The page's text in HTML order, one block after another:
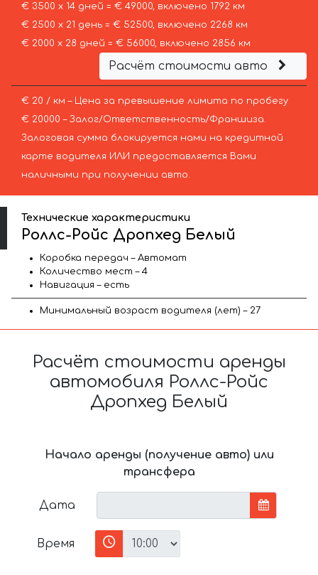
€ 3500 х 14 дней = € 49000, включено 1792 км
€ 2500 х 21 день = € 52500, включено 2268 км
€ 2000 х 28 дней = € 56000, включено 2856 км
Расчёт стоимости авто
€ 20 / км – Цена за превышение лимита по пробегу
€ 20000 – Залог/Ответственность/Франшиза.
Залоговая сумма блокируется нами на кредитной
карте водителя ИЛИ предоставляется Вами
наличными при получении авто.
Технические характеристики
Роллс-Ройс Дропхед Белый
Коробка передач – Автомат
Количество мест – 4
Навигация – есть
Минимальный возраст водителя (лет) – 27
Расчёт стоимости аренды
автомобиля Роллс-Ройс
Дропхед Белый
Начало аренды (получение авто) или
трансфера
Дата
Время